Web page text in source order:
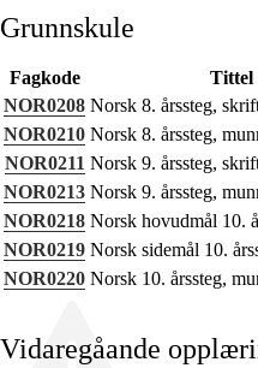
Fagrelevans og sentrale
Kjerneelement
Tverrfaglege tema
Grunnleggjande
Grunnskule
Fagkode
Tittel
NOR0208 Norsk 8. årssteg,
NOR0210 Norsk 8. årssteg,
NOR0211 Norsk 9. årssteg,
NOR0213 Norsk 9. årssteg,
NOR0218 Norsk hovudmål 10.
NOR0219 Norsk sidemål 10.
NOR0220 Norsk 10. årssteg,
Vidaregåande